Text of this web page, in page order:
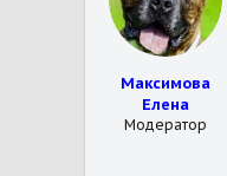
Мои зверушки
Максимова
Елена
Модератор